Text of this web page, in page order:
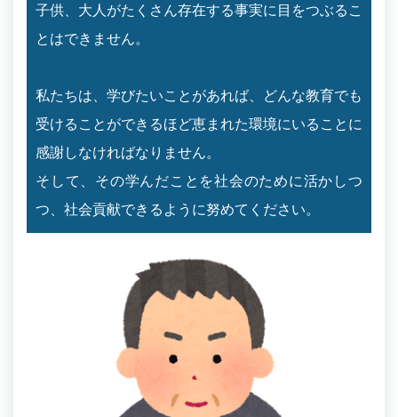
子供、大人がたくさん存在する事実に目をつぶるこ
とはできません。
私たちは、学びたいことがあれば、どんな教育でも
受けることができるほど恵まれた環境にいることに
感謝しなければなりません。
そして、その学んだことを社会のために活かしつ
つ、社会貢献できるように努めてください。